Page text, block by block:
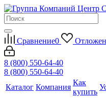
Сравнение0
8 (800) 550-64-40
8 (800) 550-64-40
Каталог Компания
Как
купить